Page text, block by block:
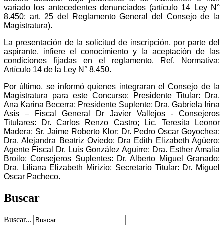
variado los antecedentes denunciados (artículo 14 Ley N°
8.450; art. 25 del Reglamento General del Consejo de la
Magistratura).
La presentación de la solicitud de inscripción, por parte del
aspirante, infiere el conocimiento y la aceptación de las
condiciones fijadas en el reglamento. Ref. Normativa:
Artículo 14 de la Ley N° 8.450.
Por último, se informó quienes integraran el Consejo de la
Magistratura para este Concurso: Presidente Titular: Dra.
Ana Karina Becerra; Presidente Suplente: Dra. Gabriela Irina
Asís – Fiscal General Dr Javier Vallejos - Consejeros
Titulares: Dr. Carlos Renzo Castro; Lic. Teresita Leonor
Madera; Sr. Jaime Roberto Klor; Dr. Pedro Oscar Goyochea;
Dra. Alejandra Beatriz Oviedo; Dra Edith Elizabeth Agüero;
Agente Fiscal Dr. Luis González Aguirre; Dra. Esther Amalia
Broilo; Consejeros Suplentes: Dr. Alberto Miguel Granado;
Dra. Liliana Elizabeth Mirizio; Secretario Titular: Dr. Miguel
Oscar Pacheco.
Buscar
Buscar...